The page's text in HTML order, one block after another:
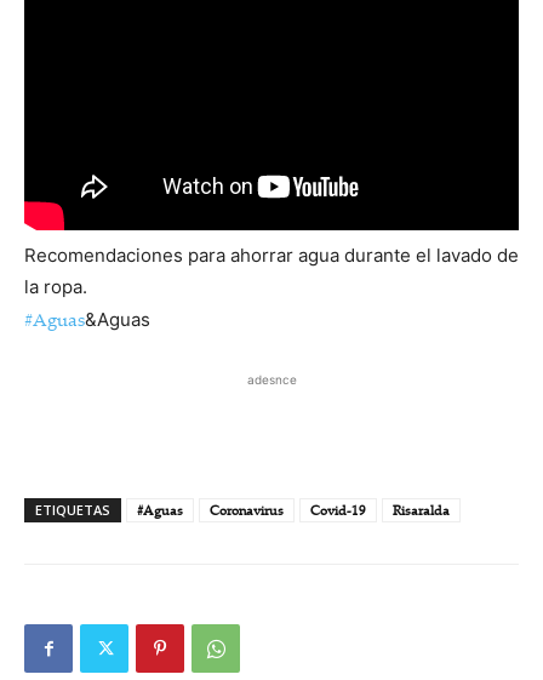
Recomendaciones para ahorrar agua durante el lavado de
la ropa.
#Aguas&Aguas
adesnce
ETIQUETAS #Aguas Coronavirus Covid-19 Risaralda